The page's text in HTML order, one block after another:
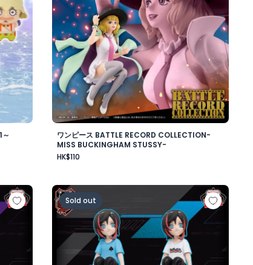
ワンピース BATTLE RECORD COLLECTION-
MISS BUCKINGHAM STUSSY-
HK$110
・ニューゲート-
ギュア-Ras-Crazy Raccoon デスクトップフィギュア-
Sold out